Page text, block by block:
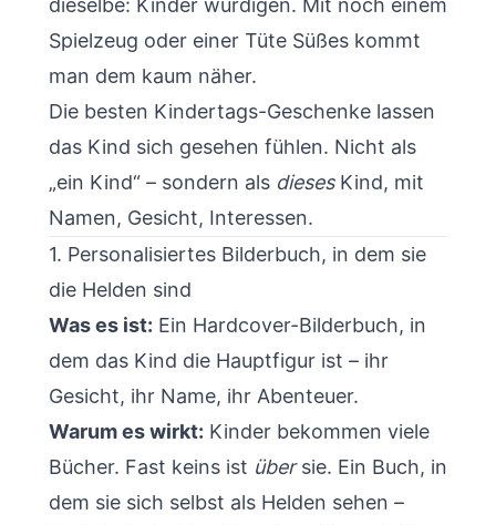
dieselbe: Kinder würdigen. Mit noch einem
Spielzeug oder einer Tüte Süßes kommt
man dem kaum näher.
Die besten Kindertags-Geschenke lassen
das Kind sich gesehen fühlen. Nicht als
„ein Kind“ – sondern als diesesKind, mit
Namen, Gesicht, Interessen.
1. Personalisiertes Bilderbuch, in dem sie
die Helden sind
Was es ist: Ein Hardcover-Bilderbuch, in
dem das Kind die Hauptfigur ist – ihr
Gesicht, ihr Name, ihr Abenteuer.
Warum es wirkt: Kinder bekommen viele
Bücher. Fast keins ist übersie. Ein Buch, in
dem sie sich selbst als Helden sehen –